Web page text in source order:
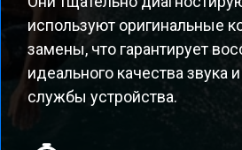
используют оригинальные
замены, что гарантирует
идеального качества звука
службы устройства.